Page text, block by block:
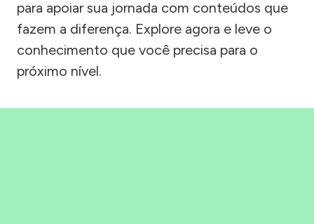
para apoiar sua jornada com conteúdos que
fazem a diferença. Explore agora e leve o
conhecimento que você precisa para o
próximo nível.